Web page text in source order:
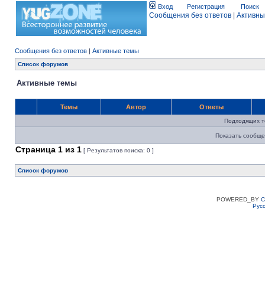
Вход Регистрация Поиск
Сообщения без ответов
Сообщения без ответов | Активные темы
Список форумов
Активные темы
Темы Автор Ответы
Подходящих
Показать
Страница 1 из 1 [ Результатов поиска: 0 ]
Список форумов
POWERED_BY